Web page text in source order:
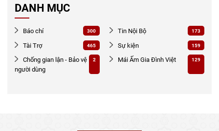
DANH MỤC
Báo chí 300 Tin Nội Bộ 173
Tài Trợ 465 Sự kiện 159
Chống gian lận - Bảo vệ
người dùng
2 Mái Ấm Gia Đình Việt 129